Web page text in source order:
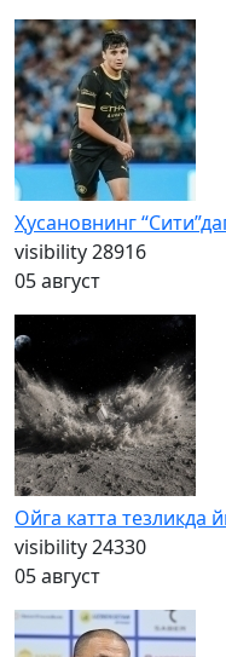
Ҳусановнинг
visibility28916
05 август
Ойга катта тезликда
visibility24330
05 август